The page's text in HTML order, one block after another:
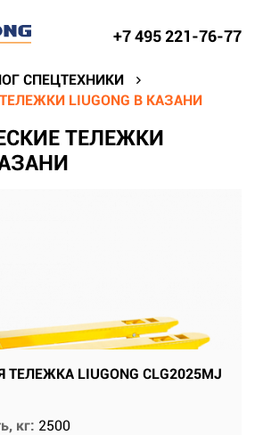
+7 495 221-76-77
СПЕЦТЕХНИКИ
LIUGONG В КАЗАНИ
ТЕЛЕЖКИ
LIUGONG CLG2025MJ
кг: 2500